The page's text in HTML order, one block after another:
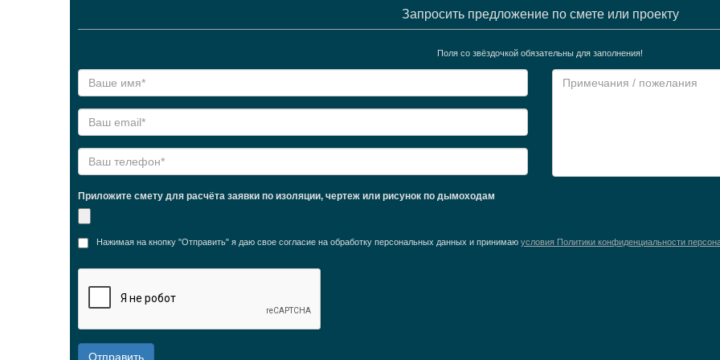
Запросить предложение по смете или проекту
Поля со звёздочкой обязательны для заполнения!
Приложите смету для расчёта заявки по изоляции, чертеж или рисунок по дымоходам
Нажимая на кнопку "Отправить" я даю свое согласие на обработку персональных данных и принимаю условия Политики конфиденциальности
Отправить